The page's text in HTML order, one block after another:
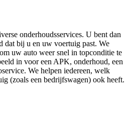
onderhoudsservices. U bent dan
dat bij u en uw voertuig past. We
uw auto weer snel in topconditie te
in voor een APK, onderhoud, een
We helpen iedereen, welk
(zoals een bedrijfswagen) ook heeft.